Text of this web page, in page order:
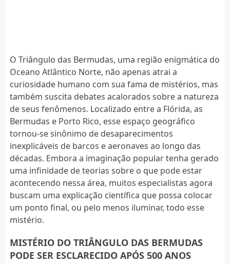
O Triângulo das Bermudas, uma região enigmática do
Oceano Atlântico Norte, não apenas atrai a
curiosidade humano com sua fama de mistérios, mas
também suscita debates acalorados sobre a natureza
de seus fenômenos. Localizado entre a Flórida, as
Bermudas e Porto Rico, esse espaço geográfico
tornou-se sinônimo de desaparecimentos
inexplicáveis de barcos e aeronaves ao longo das
décadas. Embora a imaginação popular tenha gerado
uma infinidade de teorias sobre o que pode estar
acontecendo nessa área, muitos especialistas agora
buscam uma explicação científica que possa colocar
um ponto final, ou pelo menos iluminar, todo esse
mistério.
MISTÉRIO DO TRIÂNGULO DAS BERMUDAS
PODE SER ESCLARECIDO APÓS 500 ANOS